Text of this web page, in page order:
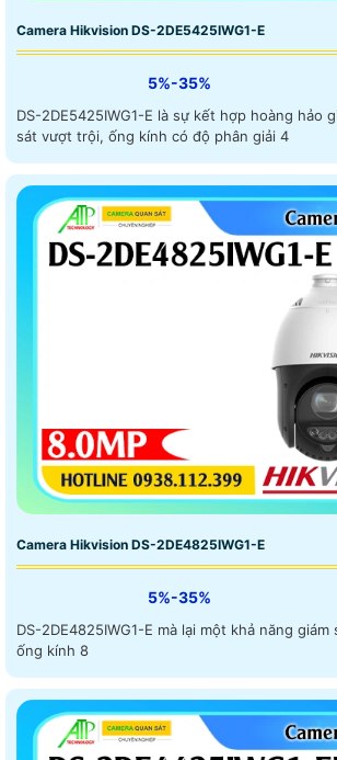
Camera Hikvision DS-2DE5425IWG1-E
5%-35%
DS-2DE5425IWG1-E là sự kết hợp hoàng hảo
sát vượt trội, ống kính có độ phân giải 4
Camera Hikvision DS-2DE4825IWG1-E
5%-35%
DS-2DE4825IWG1-E mà lại một khả năng
ống kính 8